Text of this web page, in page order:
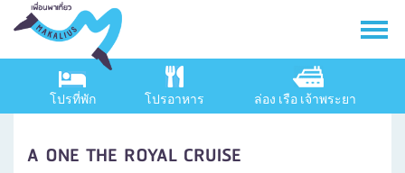
โปรที่พัก โปรอาหาร ล่อง เรือ เจ้าพระยา
A ONE THE ROYAL CRUISE